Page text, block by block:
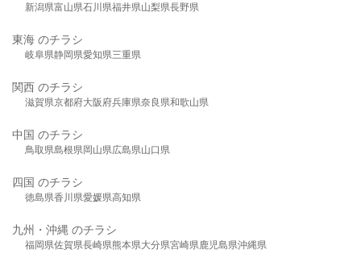
新潟県富山県石川県福井県山梨県長野県
東海 のチラシ
岐阜県静岡県愛知県三重県
関西 のチラシ
滋賀県京都府大阪府兵庫県奈良県和歌山県
中国 のチラシ
鳥取県島根県岡山県広島県山口県
四国 のチラシ
徳島県香川県愛媛県高知県
九州・沖縄 のチラシ
福岡県佐賀県長崎県熊本県大分県宮崎県鹿児島県沖縄県